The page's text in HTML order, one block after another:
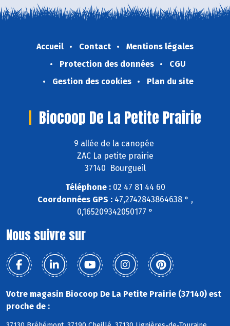
Accueil Contact
Mentions légales
Protection des données
CGU
Gestion des cookies
Plan du site
Biocoop De La Petite Prairie
9 allée de la canopée
ZAC La petite prairie
37140 Bourgueil
Téléphone :02 47 81 44 60
Coordonnées GPS :47,2742843864638 ° ,
0,165209342050177 °
Nous suivre sur
Votre magasin Biocoop De La Petite Prairie (37140) est
proche de :